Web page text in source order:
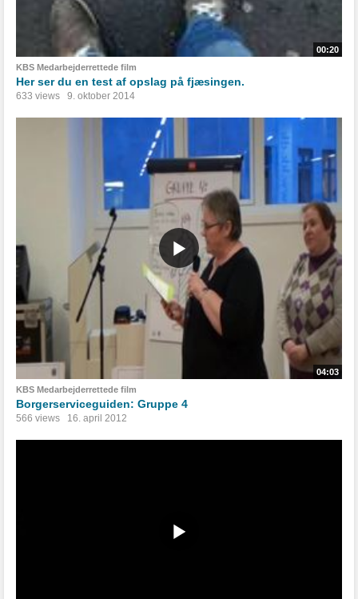
00:20
KBS Medarbejderrettede film
Her ser du en test af opslag på fjæsingen.
633 views 9. oktober 2014
04:03
KBS Medarbejderrettede film
Borgerserviceguiden: Gruppe 4
566 views 16. april 2012